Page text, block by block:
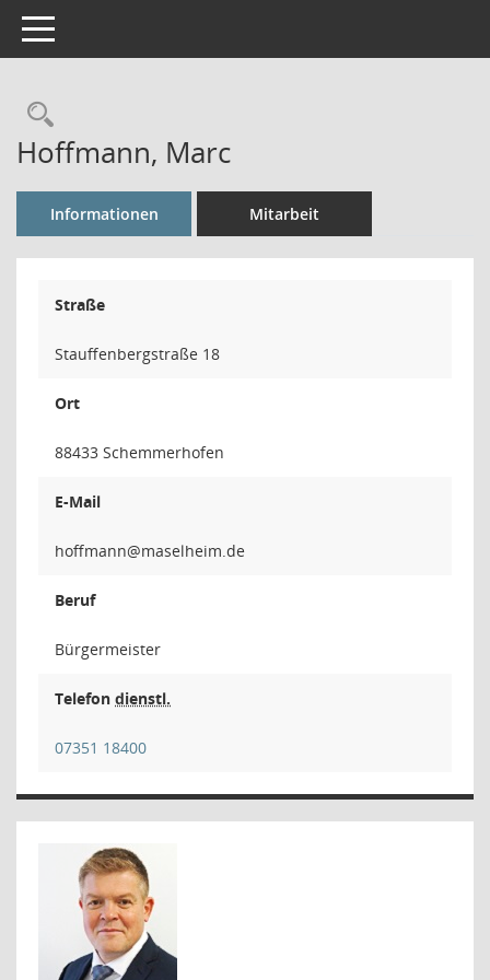
Toggle navigation
Rechercheauswahl
Hoffmann, Marc
Informationen Mitarbeit
Straße
Stauffenbergstraße 18
Ort
88433 Schemmerhofen
E-Mail
nnam
Beruf
Bürgermeister
Telefon dienstl.
07351 18400